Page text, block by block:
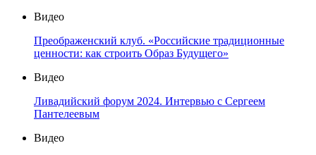
Видео
Преображенский клуб. «Российские традиционные
ценности: как строить Образ Будущего»
Видео
Ливадийский форум 2024. Интервью с Сергеем
Пантелеевым
Видео